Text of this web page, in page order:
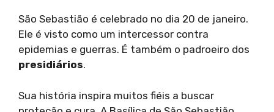
São Sebastião é celebrado no dia 20 de janeiro.
Ele é visto como um intercessor contra
epidemias e guerras. É também o padroeiro dos
presidiários.
Sua história inspira muitos fiéis a buscar